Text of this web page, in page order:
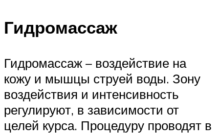
Гидромассаж
Гидромассаж – воздействие на
кожу и мышцы струей воды. Зону
воздействия и интенсивность
регулируют, в зависимости от
целей курса. Процедуру проводят в